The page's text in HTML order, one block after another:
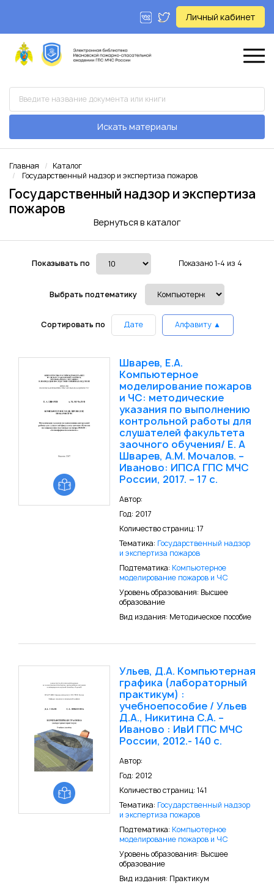
Личный кабинет
Искать материалы
Главная
Каталог
Государственный надзор и экспертиза пожаров
Государственный надзор и экспертиза
пожаров
Вернуться в каталог
Показывать по Показано 1-4 из 4
Выбрать подтематику
Сортировать по Дате Алфавиту ▲
Шварев, Е.А.
Компьютерное
моделирование пожаров
и ЧС: методические
указания по выполнению
контрольной работы для
слушателей факультета
заочного обучения/ Е. А
Шварев, А.М. Мочалов. –
Иваново: ИПСА ГПС МЧС
России, 2017. – 17 с.
Автор:
Год: 2017
Количество страниц: 17
Тематика: Государственный надзор
и экспертиза пожаров
Подтематика: Компьютерное
моделирование пожаров и ЧС
Уровень образования: Высшее
образование
Вид издания: Методическое пособие
Ульев, Д.А. Компьютерная
графика (лабораторный
практикум) :
учебноепособие / Ульев
Д.А., Никитина С.А. –
Иваново : ИвИ ГПС МЧС
России, 2012.- 140 c.
Автор:
Год: 2012
Количество страниц: 141
Тематика: Государственный надзор
и экспертиза пожаров
Подтематика: Компьютерное
моделирование пожаров и ЧС
Уровень образования: Высшее
образование
Вид издания: Практикум